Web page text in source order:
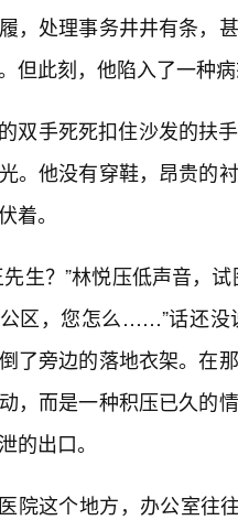
，处理事务井井有条，
但此刻，他陷入了一种病
双手死死扣住沙发的扶
。他没有穿鞋，昂贵的
着。
先生？”林悦压低声音，
区，您怎么……”话还没
了旁边的落地衣架。在
，而是一种积压已久的
的出口。
院这个地方，办公室往